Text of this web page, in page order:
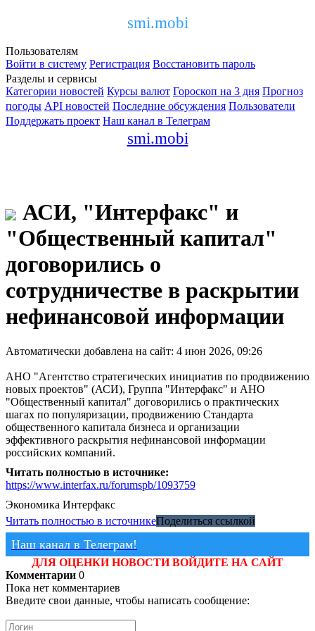
smi.mobi
Пользователям
Войти в систему Регистрация Восстановить пароль
Разделы и сервисы
Категории новостей Курсы валют Гороскоп на 3 дня Прогноз
погоды API новостей Последние обсуждения Пользователи
Поддержать проект Наш канал в Телеграм
smi.mobi
АСИ, "Интерфакс" и
"Общественный капитал"
договорились о
сотрудничестве в раскрытии
нефинансовой информации
Автоматически добавлена на сайт: 4 июн 2026, 09:26
АНО "Агентство стратегических инициатив по продвижению
новых проектов" (АСИ), Группа "Интерфакс" и АНО
"Общественный капитал" договорились о практических
шагах по популяризации, продвижению Стандарта
общественного капитала бизнеса и организации
эффективного раскрытия нефинансовой информации
российских компаний.
Читать полностью в источнике:
https://www.interfax.ru/forumspb/1093759
Экономика Интерфакс
Читать полностью в источникеПоделиться ссылкой
Наш канал в Телеграм!
ДЛЯ ОЦЕНКИ НОВОСТИ ВОЙДИТЕ НА САЙТ
Комментарии 0
Пока нет комментариев
Введите свои данные, чтобы написать сообщение: